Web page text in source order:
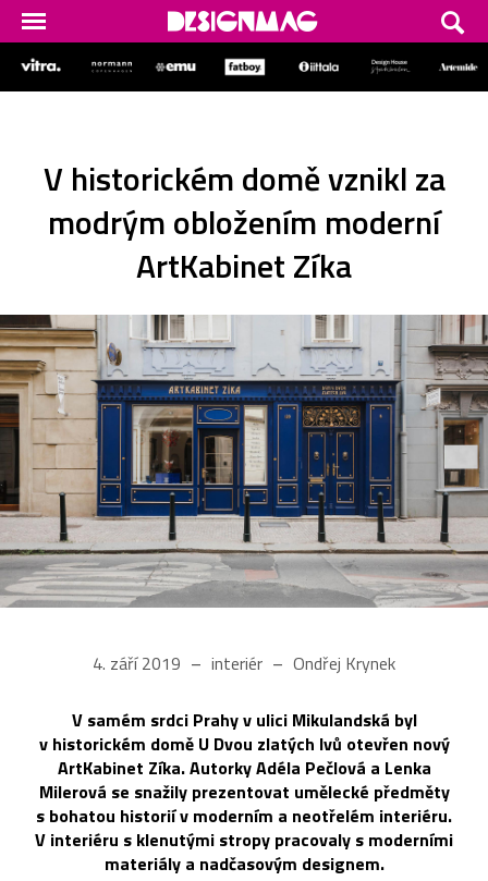
V historickém domě vznikl za
modrým obložením moderní
ArtKabinet Zíka
4. září 2019 interiér Ondřej Krynek
V samém srdci Prahy v ulici Mikulandská byl
v historickém domě U Dvou zlatých lvů otevřen nový
ArtKabinet Zíka. Autorky Adéla Pečlová a Lenka
Milerová se snažily prezentovat umělecké předměty
s bohatou historií v moderním a neotřelém interiéru.
V interiéru s klenutými stropy pracovaly s moderními
materiály a nadčasovým designem.